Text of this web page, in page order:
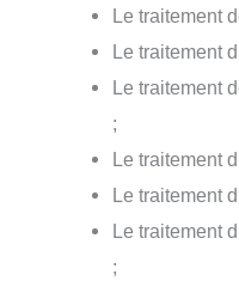
Le traitement
Le traitement
Le traitement
;
Le traitement
Le traitement
Le traitement
;